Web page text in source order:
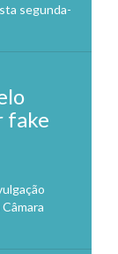
segunda-
fake